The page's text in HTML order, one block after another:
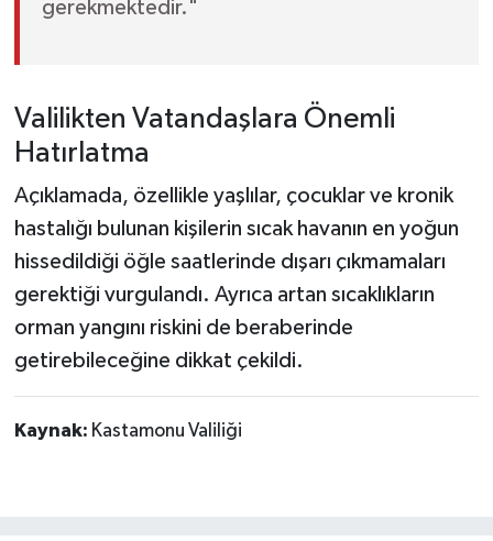
gerekmektedir."
Valilikten Vatandaşlara Önemli
Hatırlatma
Açıklamada, özellikle yaşlılar, çocuklar ve kronik
hastalığı bulunan kişilerin sıcak havanın en yoğun
hissedildiği öğle saatlerinde dışarı çıkmamaları
gerektiği vurgulandı. Ayrıca artan sıcaklıkların
orman yangını riskini de beraberinde
getirebileceğine dikkat çekildi.
Kaynak: Kastamonu Valiliği